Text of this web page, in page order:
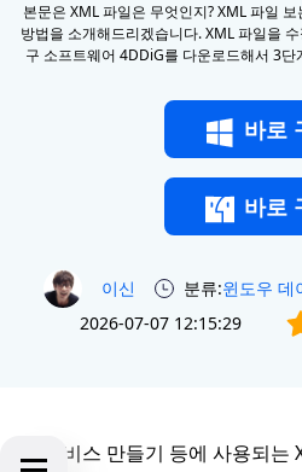
본문은 XML 파일은 무엇인지? XML 파일
방법을 소개해드리겠습니다. XML 파일을
구 소프트웨어 4DDiG를 다운로드해서 3
바로
바로
이신 분류:윈도우 데
2026-07-07 12:15:29
웹 서비스 만들기 등에 사용되는